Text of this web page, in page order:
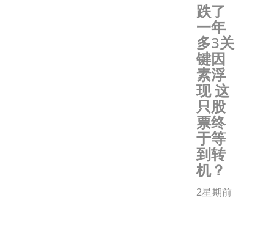
跌了
一年
多3关
键因
素浮
现 这
只股
票终
于等
到转
机？
2星期前